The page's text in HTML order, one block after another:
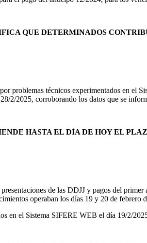
QUE DETERMINADOS
problemas técnicos experimentados en el
2/2025, corroborando los datos que se
HASTA EL DÍA DE HOY EL
de las DDJJ y pagos del
operaban los días 19 y 20 de febrero
en el Sistema SIFERE WEB el día 19/2/